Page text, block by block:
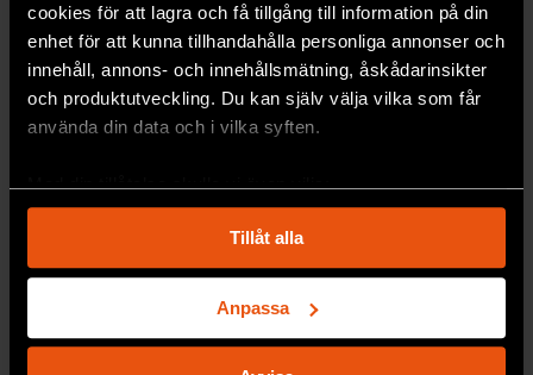
cookies för att lagra och få tillgång till information på din
enhet för att kunna tillhandahålla personliga annonser och
innehåll, annons- och innehållsmätning, åskådarinsikter
och produktutveckling. Du kan själv välja vilka som får
använda din data och i vilka syften.
Med din tillåtelse skulle vi även vilja:
som kan ha en noggrannhet på upp till flera meter
Identifiera din enhet genom att aktivt skanna den
för specifika kännetecken (fingeravtryck)
Ta reda på mer om hur dina personliga uppgifter
Tillåt alla
Anpassa
Kom på Hjärndagen 27/11